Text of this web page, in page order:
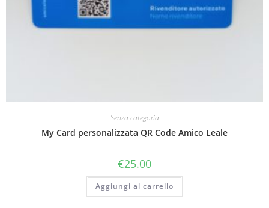
Senza categoria
My Card personalizzata QR Code Amico Leale
€25.00
Aggiungi al carrello